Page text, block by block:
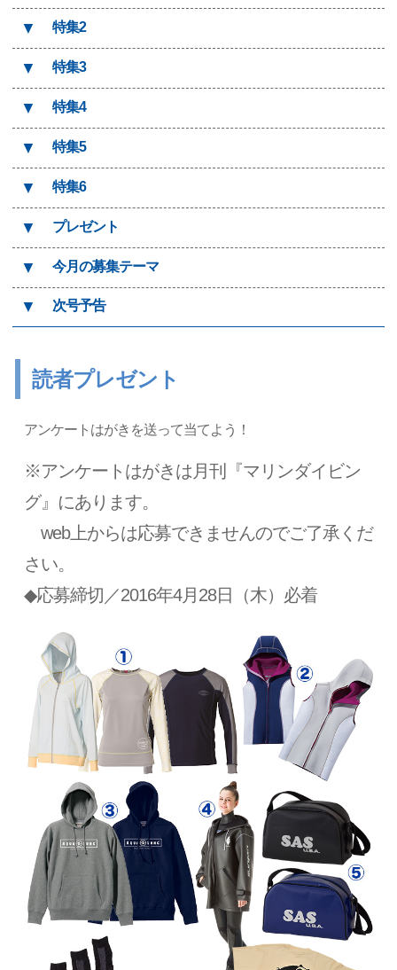
▼ 特集2
▼ 特集3
▼ 特集4
▼ 特集5
▼ 特集6
▼ プレゼント
▼ 今月の募集テーマ
▼ 次号予告
読者プレゼント
アンケートはがきを送って当てよう！
※アンケートはがきは月刊『マリンダイビン
グ』にあります。
web上からは応募できませんのでご了承くだ
さい。
◆応募締切／2016年4月28日（木）必着